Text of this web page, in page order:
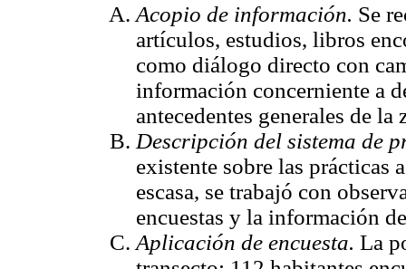
Acopio de información. Se
artículos, estudios, libros
como diálogo directo con
información concerniente a
antecedentes generales de la
Descripción del sistema de
existente sobre las prácticas
escasa, se trabajó con
encuestas y la información
Aplicación de encuesta. La